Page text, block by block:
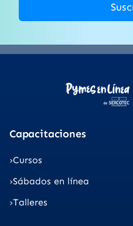
Capacitaciones
Cursos
Sábados en línea
Talleres